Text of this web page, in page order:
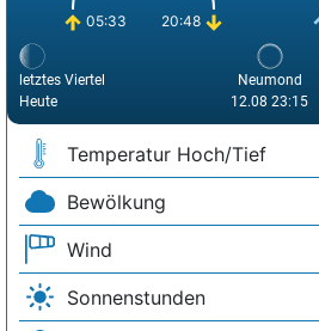
05:33 20:48
letztes Viertel
Heute
Neumond
12.08 23:15
Temperatur Hoch/Tief
Bewölkung
Wind
Sonnenstunden